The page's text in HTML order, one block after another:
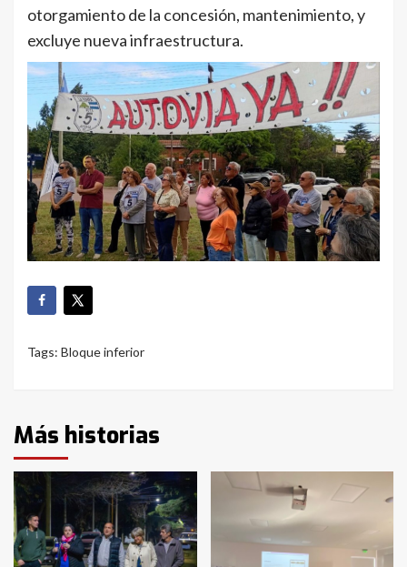
otorgamiento de la concesión, mantenimiento, y
excluye nueva infraestructura.
Tags: Bloque inferior
Más historias